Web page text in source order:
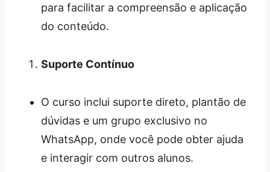
para facilitar a compreensão e aplicação
do conteúdo.
Suporte Contínuo
O curso inclui suporte direto, plantão de
dúvidas e um grupo exclusivo no
WhatsApp, onde você pode obter ajuda
e interagir com outros alunos.